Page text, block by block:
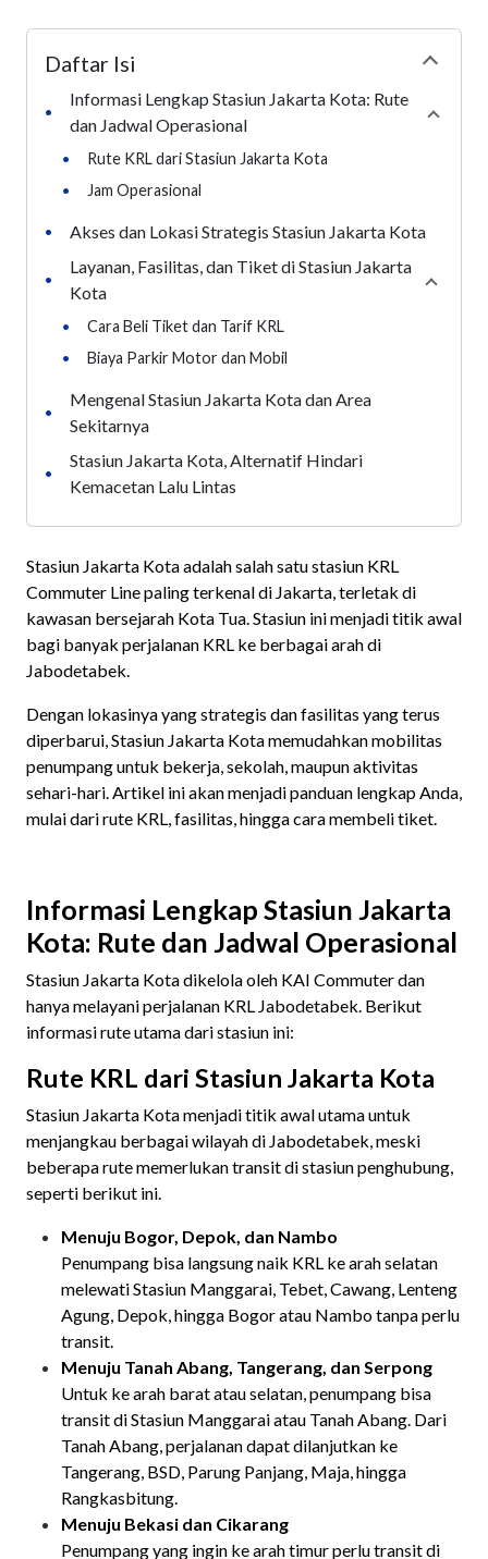
Daftar Isi
•
Informasi Lengkap Stasiun Jakarta Kota: Rute
dan Jadwal Operasional
•
Rute KRL dari Stasiun Jakarta Kota
•
Jam Operasional
• Akses dan Lokasi Strategis Stasiun Jakarta Kota
•
Layanan, Fasilitas, dan Tiket di Stasiun Jakarta
Kota
•
Cara Beli Tiket dan Tarif KRL
•
Biaya Parkir Motor dan Mobil
•
Mengenal Stasiun Jakarta Kota dan Area
Sekitarnya
•
Stasiun Jakarta Kota, Alternatif Hindari
Kemacetan Lalu Lintas
Stasiun Jakarta Kota adalah salah satu stasiun KRL
Commuter Line paling terkenal di Jakarta, terletak di
kawasan bersejarah Kota Tua. Stasiun ini menjadi titik awal
bagi banyak perjalanan KRL ke berbagai arah di
Jabodetabek.
Dengan lokasinya yang strategis dan fasilitas yang terus
diperbarui, Stasiun Jakarta Kota memudahkan mobilitas
penumpang untuk bekerja, sekolah, maupun aktivitas
sehari-hari. Artikel ini akan menjadi panduan lengkap Anda,
mulai dari rute KRL, fasilitas, hingga cara membeli tiket.
Informasi Lengkap Stasiun Jakarta
Kota: Rute dan Jadwal Operasional
Stasiun Jakarta Kota dikelola oleh KAI Commuter dan
hanya melayani perjalanan KRL Jabodetabek. Berikut
informasi rute utama dari stasiun ini:
Rute KRL dari Stasiun Jakarta Kota
Stasiun Jakarta Kota menjadi titik awal utama untuk
menjangkau berbagai wilayah di Jabodetabek, meski
beberapa rute memerlukan transit di stasiun penghubung,
seperti berikut ini.
Menuju Bogor, Depok, dan Nambo
Penumpang bisa langsung naik KRL ke arah selatan
melewati Stasiun Manggarai, Tebet, Cawang, Lenteng
Agung, Depok, hingga Bogor atau Nambo tanpa perlu
transit.
Menuju Tanah Abang, Tangerang, dan Serpong
Untuk ke arah barat atau selatan, penumpang bisa
transit di Stasiun Manggarai atau Tanah Abang. Dari
Tanah Abang, perjalanan dapat dilanjutkan ke
Tangerang, BSD, Parung Panjang, Maja, hingga
Rangkasbitung.
Menuju Bekasi dan Cikarang
Penumpang yang ingin ke arah timur perlu transit di